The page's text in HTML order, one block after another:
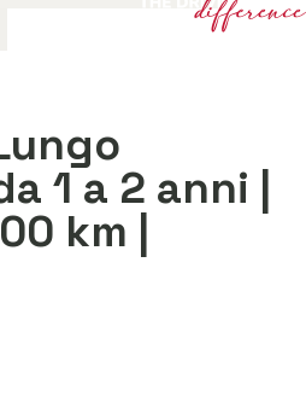
1 a 2 anni |
km |